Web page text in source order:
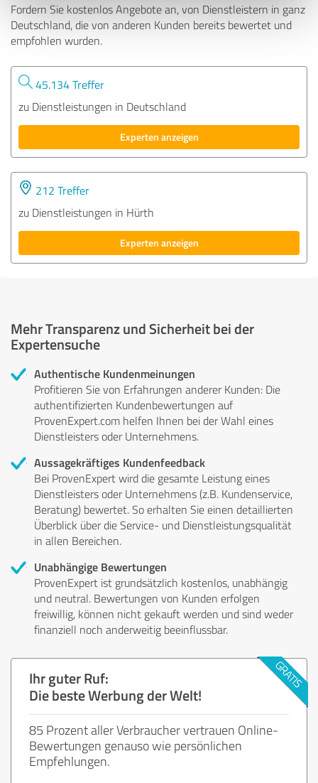
Fordern Sie kostenlos Angebote an, von Dienstleistern in ganz
Deutschland, die von anderen Kunden bereits bewertet und
empfohlen wurden.
45.134 Treffer
zu Dienstleistungen in Deutschland
Experten anzeigen
212 Treffer
zu Dienstleistungen in Hürth
Experten anzeigen
Mehr Transparenz und Sicherheit bei der
Expertensuche
Authentische Kundenmeinungen
Profitieren Sie von Erfahrungen anderer Kunden: Die
authentifizierten Kundenbewertungen auf
ProvenExpert.com helfen Ihnen bei der Wahl eines
Dienstleisters oder Unternehmens.
Aussagekräftiges Kundenfeedback
Bei ProvenExpert wird die gesamte Leistung eines
Dienstleisters oder Unternehmens (z.B. Kundenservice,
Beratung) bewertet. So erhalten Sie einen detaillierten
Überblick über die Service- und Dienstleistungsqualität
in allen Bereichen.
Unabhängige Bewertungen
ProvenExpert ist grundsätzlich kostenlos, unabhängig
und neutral. Bewertungen von Kunden erfolgen
freiwillig, können nicht gekauft werden und sind weder
finanziell noch anderweitig beeinflussbar.
Ihr guter Ruf:
Die beste Werbung der Welt!
85 Prozent aller Verbraucher vertrauen Online-
Bewertungen genauso wie persönlichen
Empfehlungen.